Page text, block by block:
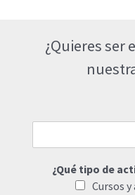
¿Quieres ser
¿Qué tipo de
Cursos